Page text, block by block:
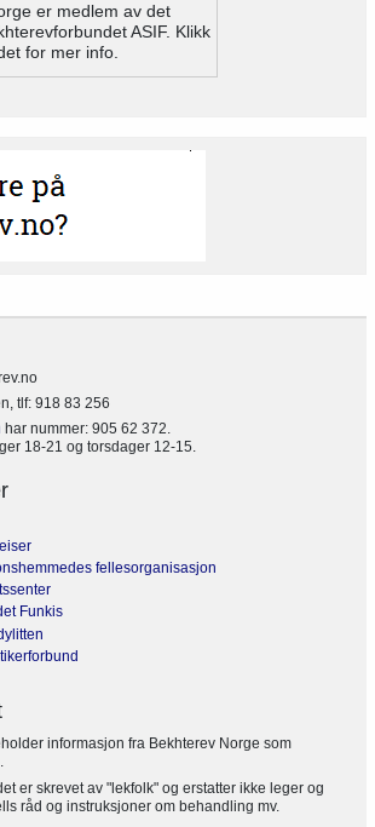
er medlem av det
ASIF. Klikk
for mer info.
tlf: 918 83 256
har nummer: 905 62 372.
18-21 og torsdager 12-15.
fellesorganisasjon
Funkis
informasjon fra Bekhterev Norge som
er skrevet av "lekfolk" og erstatter ikke leger og
råd og instruksjoner om behandling mv.